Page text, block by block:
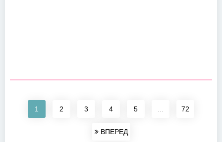
1 2 3 4 5 72
ВПЕРЕД